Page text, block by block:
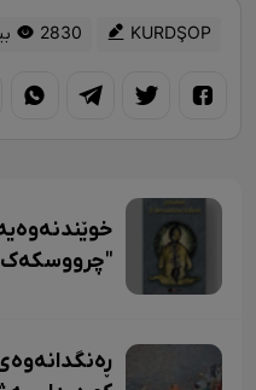
KURDŞOP 2830 بینین
"چرووسکەک